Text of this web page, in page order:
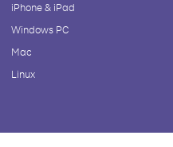
iPhone & iPad
Windows PC
Mac
Linux